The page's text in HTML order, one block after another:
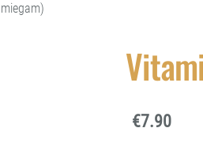
€7.90